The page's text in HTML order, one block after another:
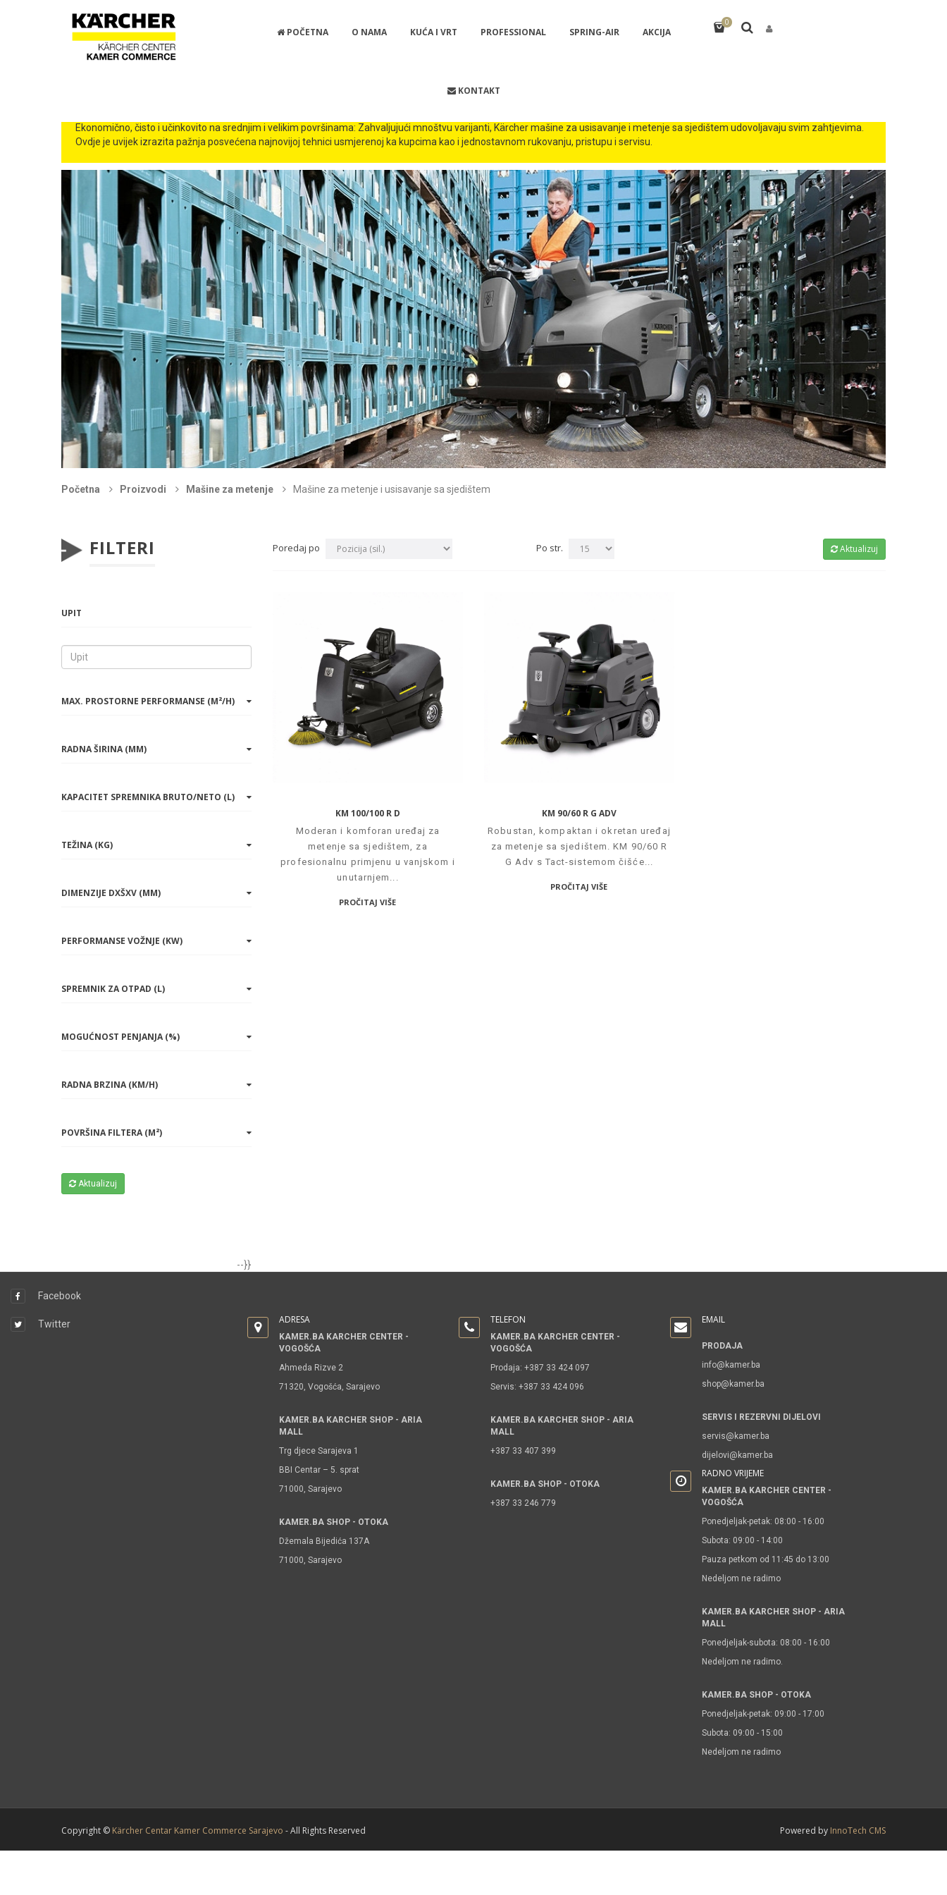
POČETNA O NAMA KUĆA I VRT PROFESSIONAL SPRING-AIR AKCIJA
KONTAKT
0
MAŠINE ZA METENJE I USISAVANJE SA SJEDIŠTEM
Ekonomično, čisto i učinkovito na srednjim i velikim površinama: Zahvaljujući mnoštvu varijanti, Kärcher mašine za usisavanje i metenje sa sjedištem udovoljavaju svim zahtjevima.
Ovdje je uvijek izrazita pažnja posvećena najnovijoj tehnici usmjerenoj ka kupcima kao i jednostavnom rukovanju, pristupu i servisu.
Početna Proizvodi Mašine za metenje Mašine za metenje i usisavanje sa sjedištem
FILTERI
UPIT
MAX. PROSTORNE PERFORMANSE (M²/H)
RADNA ŠIRINA (MM)
KAPACITET SPREMNIKA BRUTO/NETO (L)
TEŽINA (KG)
DIMENZIJE DXŠXV (MM)
PERFORMANSE VOŽNJE (KW)
SPREMNIK ZA OTPAD (L)
MOGUĆNOST PENJANJA (%)
RADNA BRZINA (KM/H)
POVRŠINA FILTERA (M²)
Aktualizuj
Poredaj po Po str. Aktualizuj
KM 100/100 R D
Moderan i komforan uređaj za
metenje sa sjedištem, za
profesionalnu primjenu u vanjskom i
unutarnjem...
PROČITAJ VIŠE
KM 90/60 R G ADV
Robustan, kompaktan i okretan uređaj
za metenje sa sjedištem. KM 90/60 R
G Adv s Tact-sistemom čišće...
PROČITAJ VIŠE
Facebook
Twitter
--}}
ADRESA
KAMER.BA KARCHER CENTER -
VOGOŠĆA
Ahmeda Rizve 2
71320, Vogošća, Sarajevo
KAMER.BA KARCHER SHOP - ARIA
MALL
Trg djece Sarajeva 1
BBI Centar – 5. sprat
71000, Sarajevo
KAMER.BA SHOP - OTOKA
Džemala Bijedića 137A
71000, Sarajevo
TELEFON
KAMER.BA KARCHER CENTER -
VOGOŠĆA
Prodaja: +387 33 424 097
Servis: +387 33 424 096
KAMER.BA KARCHER SHOP - ARIA
MALL
+387 33 407 399
KAMER.BA SHOP - OTOKA
+387 33 246 779
EMAIL
PRODAJA
info@kamer.ba
shop@kamer.ba
SERVIS I REZERVNI DIJELOVI
servis@kamer.ba
dijelovi@kamer.ba
RADNO VRIJEME
KAMER.BA KARCHER CENTER -
VOGOŠĆA
Ponedjeljak-petak: 08:00 - 16:00
Subota: 09:00 - 14:00
Pauza petkom od 11:45 do 13:00
Nedeljom ne radimo
KAMER.BA KARCHER SHOP - ARIA
MALL
Ponedjeljak-subota: 08:00 - 16:00
Nedeljom ne radimo.
KAMER.BA SHOP - OTOKA
Ponedjeljak-petak: 09:00 - 17:00
Subota: 09:00 - 15:00
Nedeljom ne radimo
Copyright © Kärcher Centar Kamer Commerce Sarajevo - All Rights Reserved Powered by InnoTech CMS